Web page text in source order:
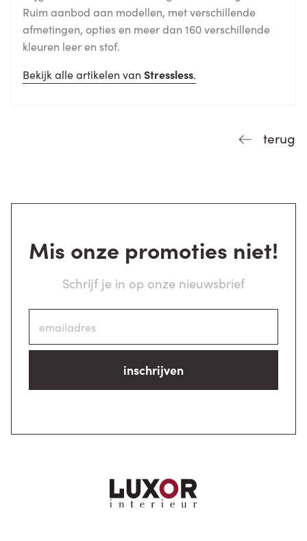
Ruim aanbod aan modellen, met verschillende
afmetingen, opties en meer dan 160 verschillende
kleuren leer en stof.
Bekijk alle artikelen van Stressless.
terug
Mis onze promoties niet!
Schrijf je in op onze nieuwsbrief
inschrijven